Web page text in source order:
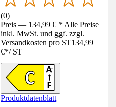
(0)
Preis — 134,99 € * Alle Preise
inkl. MwSt. und ggf. zzgl.
Versandkosten pro ST134,99
€*/ ST
Produktdatenblatt